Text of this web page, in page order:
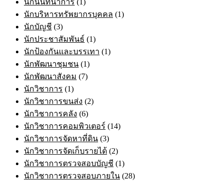
นักนันทนาการ (1)
นักบริหารทรัพยากรบุคคล (1)
นักบัญชี (3)
นักประชาสัมพันธ์ (1)
นักป้องกันและบรรเทา (1)
นักพัฒนาชุมชน (1)
นักพัฒนาสังคม (7)
นักวิชาการ (1)
นักวิชาการขนส่ง (2)
นักวิชาการคลัง (6)
นักวิชาการคอมพิวเตอร์ (14)
นักวิชาการจัดหาที่ดิน (3)
นักวิชาการจัดเก็บรายได้ (2)
นักวิชาการตรวจสอบบัญชี (1)
นักวิชาการตรวจสอบภายใน (28)